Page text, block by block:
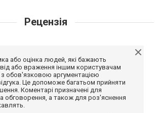
Рецензія
або оцінка людей, які бажають
або враження іншим користувачам
обов'язковою аргументацією
Це допоможе багатьом прийняти
Коментарі призначені для
обговорення, а також для роз'яснення